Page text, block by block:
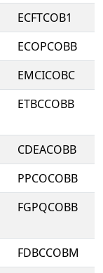
ECFTCOB1
ECOPCOBB
EMCICOBC
ETBCCOBB
CDEACOBB
PPCOCOBB
FGPQCOBB
FDBCCOBM